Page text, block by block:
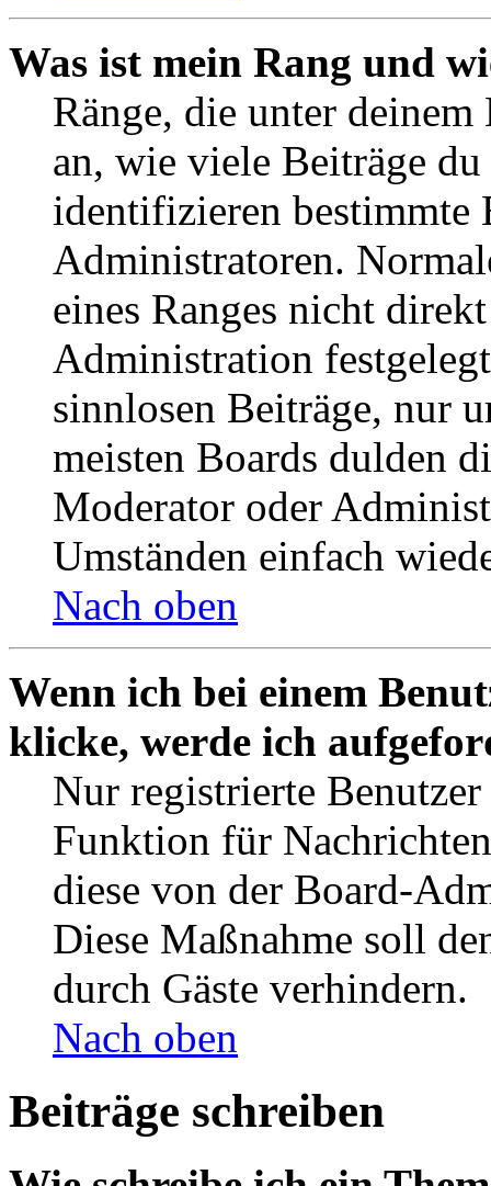
Was ist mein Rang und
Ränge, die unter deinem
an, wie viele Beiträge
identifizieren bestimmte
Administratoren.
eines Ranges nicht
Administration
sinnlosen Beiträge, nur
meisten Boards dulden
Moderator oder
Umständen einfach
Nach oben
Wenn ich bei einem
klicke, werde ich
Nur registrierte
Funktion für
diese von der Board-
Diese Maßnahme soll
durch Gäste verhindern.
Nach oben
Beiträge schreiben